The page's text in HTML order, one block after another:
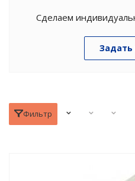
Сделаем
Задать
Фильтр